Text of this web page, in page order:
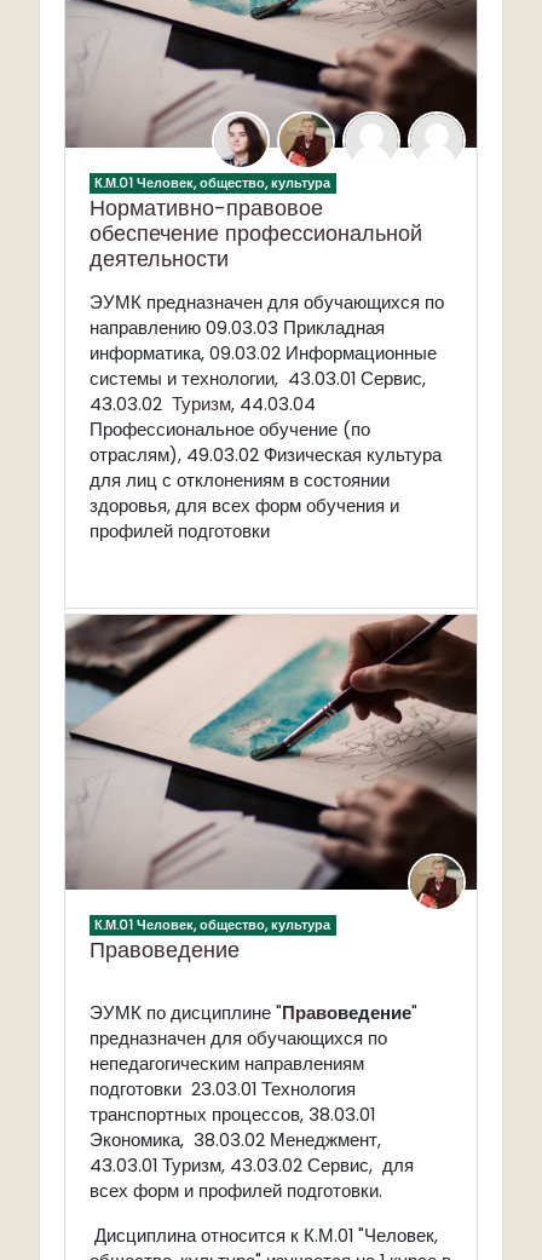
К.М.01 Человек, общество, культура
Нормативно-правовое
обеспечение профессиональной
деятельности
ЭУМК предназначен для обучающихся по
направлению 09.03.03 Прикладная
информатика, 09.03.02 Информационные
системы и технологии, 43.03.01 Сервис,
43.03.02 Туризм, 44.03.04
Профессиональное обучение (по
отраслям), 49.03.02 Физическая культура
для лиц с отклонениям в состоянии
здоровья, для всех форм обучения и
профилей подготовки
К.М.01 Человек, общество, культура
Правоведение
ЭУМК по дисциплине "Правоведение"
предназначен для обучающихся по
непедагогическим направлениям
подготовки 23.03.01 Технология
транспортных процессов, 38.03.01
Экономика, 38.03.02 Менеджмент,
43.03.01 Туризм, 43.03.02 Сервис, для
всех форм и профилей подготовки.
Дисциплина относится к К.М.01 "Человек,